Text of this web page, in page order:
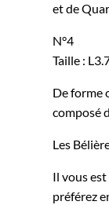
et de
N°4
Taille :
De forme
composé
Les
Il vous
préférez